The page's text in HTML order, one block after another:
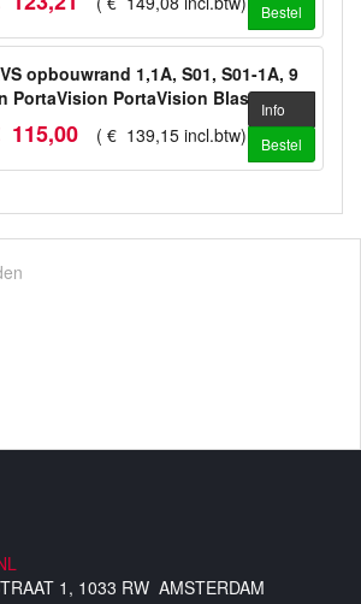
Bestel
opbouwrand 1,1A, S01, S01-1A, 9
PortaVision PortaVision Blasted
115,00 ( € 139,15 incl.btw)
Info
Bestel
1, 1033 RW AMSTERDAM